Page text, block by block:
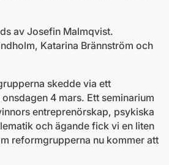
av Josefin Malmqvist.
Katarina Brännström och
skedde via ett
4 mars. Ett seminarium
entreprenörskap, psykiska
och ägande fick vi en liten
reformgrupperna nu kommer att